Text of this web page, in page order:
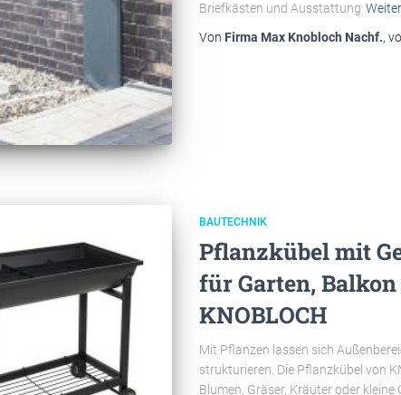
Briefkästen und Ausstattung
Von Firma Max Knobloch Nachf.,
BAUTECHNIK
Pflanzkübel mit
für Garten,
KNOBLOCH
Mit Pflanzen lassen sich
strukturieren. Die Pflanzkübel von
Blumen, Gräser, Kräuter oder